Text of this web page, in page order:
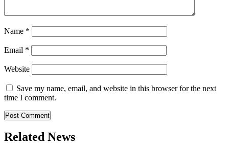
Name *
Email *
Website
Save my name, email, and website in this browser for the next
time I comment.
Related News